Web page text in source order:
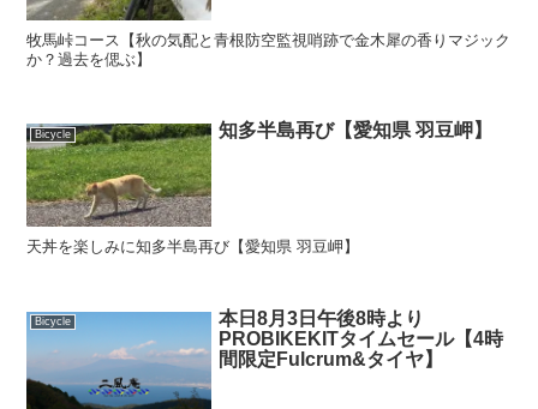
牧馬峠コース【秋の気配と青根防空監視哨跡で金木犀の香りマジック
か？過去を偲ぶ】
Bicycle 知多半島再び【愛知県 羽豆岬】
天丼を楽しみに知多半島再び【愛知県 羽豆岬】
Bicycle
本日8月3日午後8時より
PROBIKEKITタイムセール【4時
間限定Fulcrum&タイヤ】